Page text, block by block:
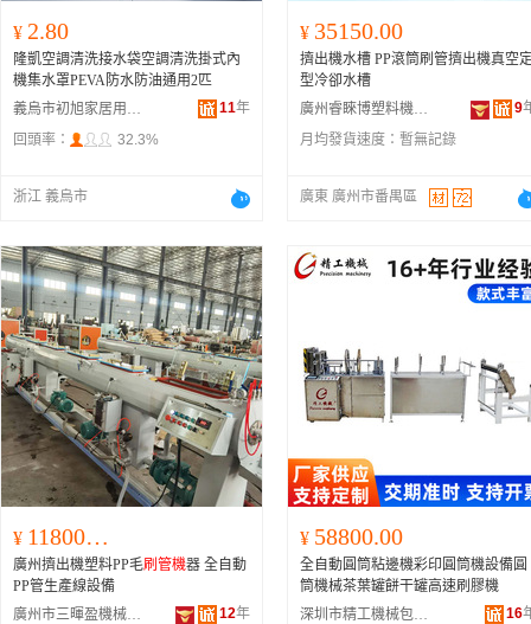
¥ 2.80
隆凱空調清洗接水袋空調清洗掛式內
機集水罩PEVA防水防油通用2匹
義烏市初旭家居用品有限公司
11年
回頭率：
32.3%
浙江 義烏市
¥ 35150.00
擠出機水槽 PP滾筒刷管擠出機真空
型冷卻水槽
廣州睿睞博塑料機械有限公司
9
月均發貨速度： 暫無記錄
廣東 廣州市番禺區
¥ 118000.00
廣州擠出機塑料PP毛刷管機器 全自動
PP管生產線設備
廣州市三暉盈機械設備有限公司
12年
¥ 58800.00
全自動圓筒粘邊機彩印圓筒機設備圓
筒機械茶葉罐餅干罐高速刷膠機
深圳市精工機械包裝設備有限公司
16